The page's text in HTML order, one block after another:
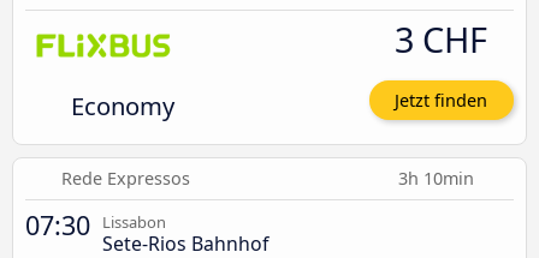
Economy
3 CHF
Jetzt finden
Rede Expressos 3h 10min
07:30 Lissabon
Sete-Rios Bahnhof